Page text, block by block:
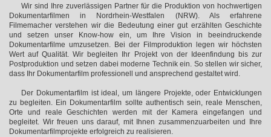
Wir sind Ihre zuverlässigen Partner für die Produktion von hochwertigen
Dokumentarfilmen in Nordrhein-Westfalen (NRW). Als erfahrene
Filmemacher verstehen wir die Bedeutung einer gut erzählten Geschichte
und setzen unser Know-how ein, um Ihre Vision in beeindruckende
Dokumentarfilme umzusetzen. Bei der Filmproduktion legen wir höchsten
Wert auf Qualität. Wir begleiten Ihr Projekt von der Ideenfindung bis zur
Postproduktion und setzen dabei moderne Technik ein. So stellen wir sicher,
dass Ihr Dokumentarfilm professionell und ansprechend gestaltet wird.
Der Dokumentarfilm ist ideal, um längere Projekte, oder Entwicklungen
zu begleiten. Ein Dokumentarfilm sollte authentisch sein, reale Menschen,
Orte und reale Geschichten werden mit der Kamera eingefangen und
begleitet. Wir freuen uns darauf, mit Ihnen zusammenzuarbeiten und Ihre
Dokumentarfilmprojekte erfolgreich zu realisieren.